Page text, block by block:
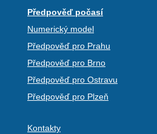
Předpověď počasí
Numerický model
Předpověď pro Prahu
Předpověď pro Brno
Předpověď pro Ostravu
Předpověď pro Plzeň
Kontakty